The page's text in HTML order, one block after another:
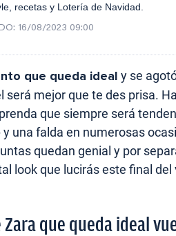
recetas y Lotería de Navidad.
16/08/2023 09:00
que queda ideal y se
mejor que te des prisa.
que siempre será
una falda en numerosas
quedan genial y por
look que lucirás este final del
que queda ideal